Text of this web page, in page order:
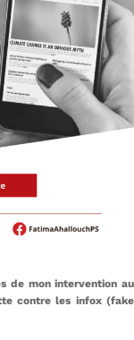
de mon intervention au
contre les infox (fake